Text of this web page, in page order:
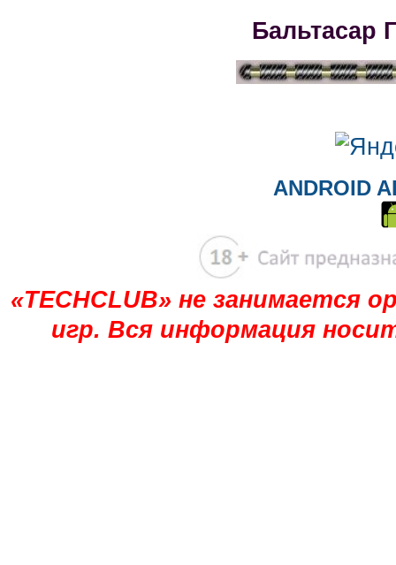
Бальтасар
ANDROID
«TECHCLUB» не занимается
игр. Вся информация